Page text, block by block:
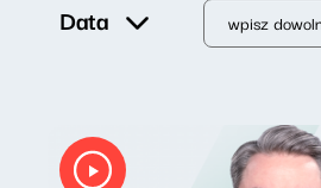
Data